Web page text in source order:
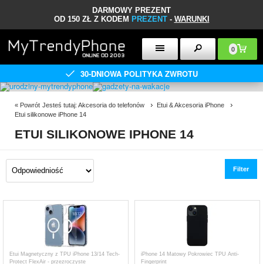
DARMOWY PREZENT
OD 150 ZŁ Z KODEM PREZENT- WARUNKI
0
30-DNIOWA POLITYKA ZWROTU
« Powrót Jesteś tutaj: Akcesoria do telefonów
Etui & Akcesoria iPhone
Etui silikonowe iPhone 14
ETUI SILIKONOWE IPHONE 14
Filter
Etui Magnetyczny z TPU iPhone 13/14 Tech-
Protect FlexAir - przezroczyste
iPhone 14 Matowy Pokrowiec TPU Anti-
Fingerprint